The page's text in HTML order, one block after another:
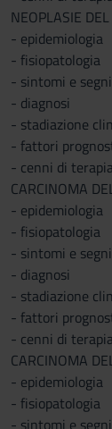
NEOPLASIE
- epidemiologia
- fisiopatologia
- sintomi e
- diagnosi
- stadiazione
- fattori
- cenni di
CARCINOMA
- epidemiologia
- fisiopatologia
- sintomi e
- diagnosi
- stadiazione
- fattori
- cenni di
CARCINOMA
- epidemiologia
- fisiopatologia
- sintomi e